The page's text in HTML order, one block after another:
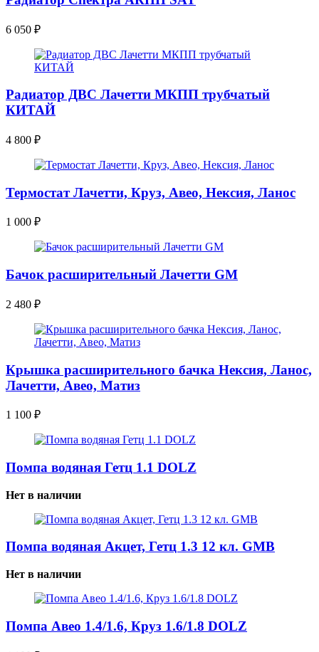
6 050 ₽
Радиатор ДВС Лачетти МКПП трубчатый
КИТАЙ
4 800 ₽
Термостат Лачетти, Круз, Авео, Нексия, Ланос
1 000 ₽
Бачок расширительный Лачетти GM
2 480 ₽
Крышка расширительного бачка Нексия, Ланос,
Лачетти, Авео, Матиз
1 100 ₽
Помпа водяная Гетц 1.1 DOLZ
Нет в наличии
Помпа водяная Акцет, Гетц 1.3 12 кл. GMB
Нет в наличии
Помпа Авео 1.4/1.6, Круз 1.6/1.8 DOLZ